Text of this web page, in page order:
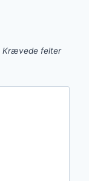
Krævede felter